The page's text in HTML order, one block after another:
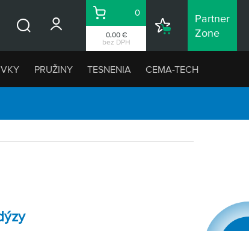
0,00 €
bez DPH
Košík
0
Nákupný
Partner
Zone
PRUŽINY TESNENIA CEMA-TECH